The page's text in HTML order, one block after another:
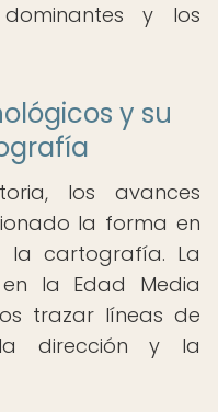
y los
y su
los avances
la forma en
la cartografía. La
la Edad Media
trazar líneas de
dirección y la